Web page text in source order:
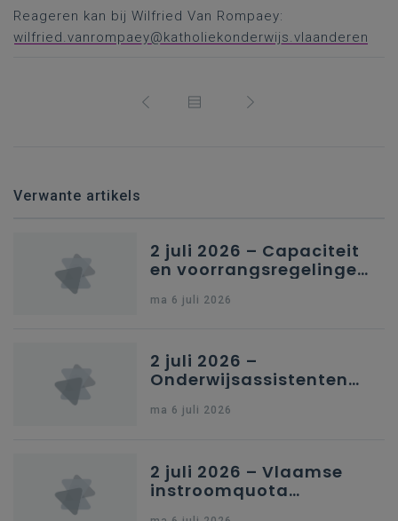
Reageren kan bij Wilfried Van Rompaey:
wilfried.vanrompaey@katholiekonderwijs.vlaanderen
Verwante artikels
2 juli 2026 – Capaciteit
en voorrangsregelingen
secundair onderwijs in
ma 6 juli 2026
2 juli 2026 –
Onderwijsassistenten
kleuteronderwijs
ma 6 juli 2026
2 juli 2026 – Vlaamse
instroomquota